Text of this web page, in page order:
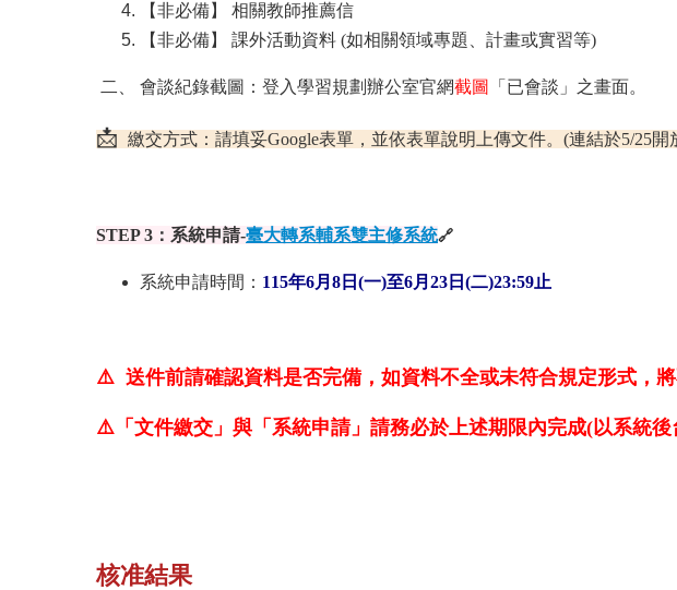
【非必備】 相關教師推薦信
【非必備】 課外活動資料 (如相關領域專題、計畫或實習等)
二、 會談紀錄截圖：登入學習規劃辦公室官網截圖 「已會談」之畫面。
📩 繳交方式：請填妥Google表單，並依表單說明上傳文件。(連結於5/25開
STEP 3：系統申請-臺大轉系輔系雙主修系統🔗
系統申請時間： 115年6月8日(一)至6月23日(二)23:59止
⚠️ 送件前請確認資料是否完備，如資料不全或未符合規定形式，
⚠️「文件繳交」與「系統申請」請務必於上述期限內完成(以系統
核准結果